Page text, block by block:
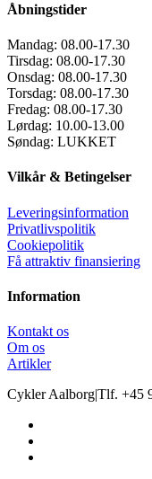
Åbningstider
Mandag: 08.00-17.30
Tirsdag: 08.00-17.30
Onsdag: 08.00-17.30
Torsdag: 08.00-17.30
Fredag: 08.00-17.30
Lørdag: 10.00-13.00
Søndag: LUKKET
Vilkår & Betingelser
Leveringsinformation
Privatlivspolitik
Cookiepolitik
Få attraktiv finansiering
Information
Kontakt os
Om os
Artikler
Cykler Aalborg|Tlf. +45